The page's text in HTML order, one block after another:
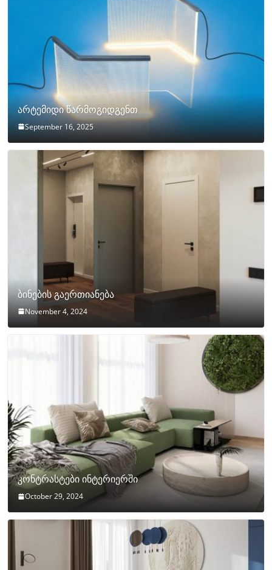
არტემიდი წარმოგიდგენთ
September 16, 2025
ბინების გაერთიანება
November 4, 2024
კონტრასტები ინტერიერში
October 29, 2024